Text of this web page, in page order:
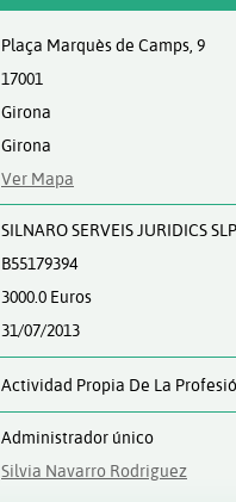
Plaça Marquès de Camps, 9
17001
Girona
Girona
Ver Mapa
SILNARO SERVEIS JURIDICS SLP
B55179394
3000.0 Euros
31/07/2013
Actividad Propia De La
Administrador único
Silvia Navarro Rodriguez